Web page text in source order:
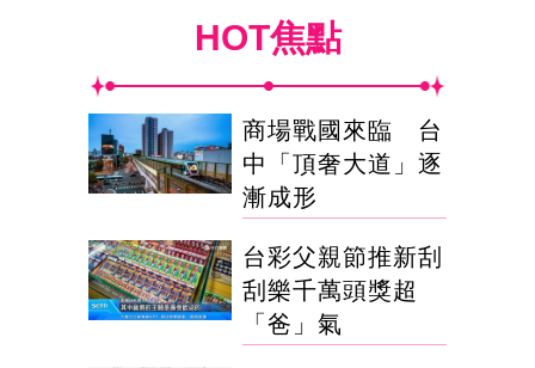
HOT焦點
商場戰國來臨 台
中「頂奢大道」逐
漸成形
台彩父親節推新刮
刮樂千萬頭獎超
「爸」氣